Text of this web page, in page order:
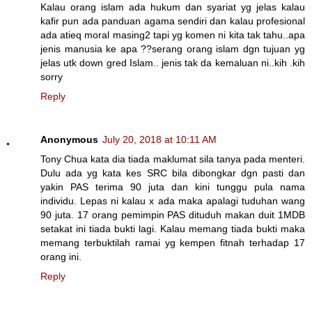
Kalau orang islam ada hukum dan syariat yg jelas kalau
kafir pun ada panduan agama sendiri dan kalau profesional
ada atieq moral masing2 tapi yg komen ni kita tak tahu..apa
jenis manusia ke apa ??serang orang islam dgn tujuan yg
jelas utk down gred Islam.. jenis tak da kemaluan ni..kih .kih
sorry
Reply
Anonymous July 20, 2018 at 10:11 AM
Tony Chua kata dia tiada maklumat sila tanya pada menteri.
Dulu ada yg kata kes SRC bila dibongkar dgn pasti dan
yakin PAS terima 90 juta dan kini tunggu pula nama
individu. Lepas ni kalau x ada maka apalagi tuduhan wang
90 juta. 17 orang pemimpin PAS dituduh makan duit 1MDB
setakat ini tiada bukti lagi. Kalau memang tiada bukti maka
memang terbuktilah ramai yg kempen fitnah terhadap 17
orang ini.
Reply